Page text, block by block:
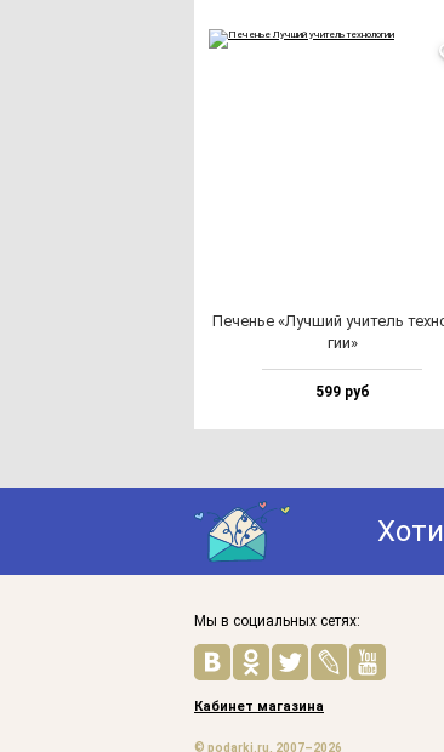
Печенье «Луч­ший учи­тель
гии»
599 руб
Мы в социальных сетях:
Кабинет магазина
© podarki.ru, 2007–2026